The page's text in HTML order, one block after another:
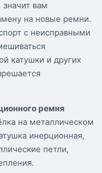
вам
на новые ремни.
с неисправными
катушки и других
ремня
на металлическом
инерционная,
петли,